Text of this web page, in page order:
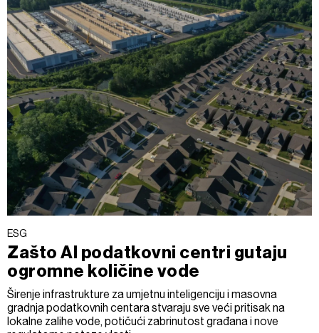
ESG
Zašto AI podatkovni centri gutaju
ogromne količine vode
Širenje infrastrukture za umjetnu inteligenciju i masovna
gradnja podatkovnih centara stvaraju sve veći pritisak na
lokalne zalihe vode, potičući zabrinutost građana i nove